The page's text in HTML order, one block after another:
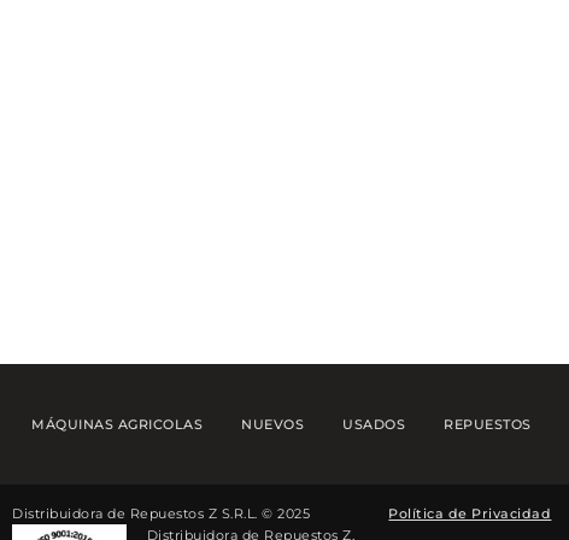
MÁQUINAS AGRICOLAS NUEVOS USADOS REPUESTOS
Distribuidora de Repuestos Z S.R.L. © 2025
Distribuidora de Repuestos Z,
Política de Privacidad